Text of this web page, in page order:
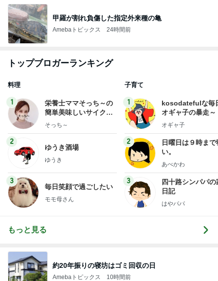
甲羅が割れ負傷した指定外来種の亀
Amebaトピックス 24時間前
トップブロガーランキング
料理
1
栄養士ママそっち～の
簡単美味しいサイクル
献立
そっち～
2
ゆうき酒場
ゆうき
3
毎日笑顔で過ごしたい
モモ母さん
子育て
1
kosodatefulな毎
オギャ子の暴走～
オギャ子
2
日曜日は９時まで
い。
あべかわ
3
四十路シンパパの
日記
はやパパ
もっと見る
約20年振りの寝坊はゴミ回収の日
Amebaトピックス 10時間前